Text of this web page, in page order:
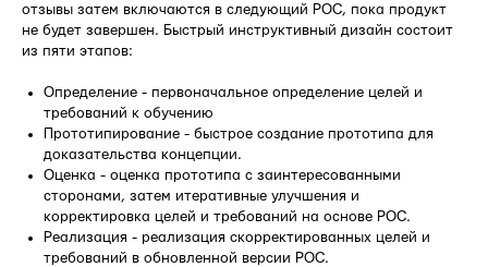
отзывы затем включаются в следующий POC, пока продукт
не будет завершен. Быстрый инструктивный дизайн состоит
из пяти этапов:
Определение - первоначальное определение целей и
требований к обучению
Прототипирование - быстрое создание прототипа для
доказательства концепции.
Оценка - оценка прототипа с заинтересованными
сторонами, затем итеративные улучшения и
корректировка целей и требований на основе POC.
Реализация - реализация скорректированных целей и
требований в обновленной версии POC.